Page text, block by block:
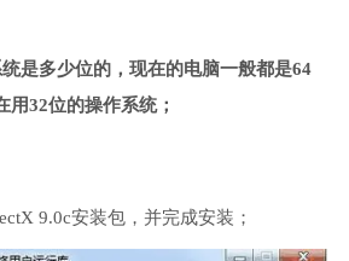
是多少位的，现在的电脑一般都是64
用32位的操作系统；
9.0c安装包，并完成安装；